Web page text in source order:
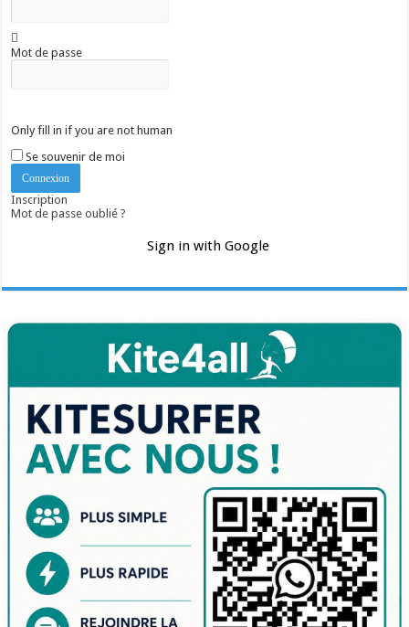
Mot de passe
Only fill in if you are not human
Se souvenir de moi
Inscription
Mot de passe oublié ?
Sign in with Google